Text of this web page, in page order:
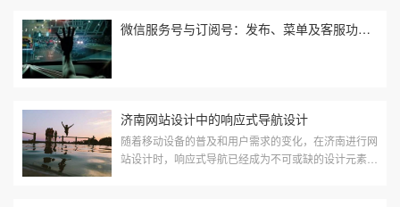
微信服务号与订阅号：发布、菜单及客服功能限制对比
济南网站设计中的响应式导航设计
随着移动设备的普及和用户需求的变化，在济南进行网
站设计时，响应式导航已经成为不可或缺的设计元素。